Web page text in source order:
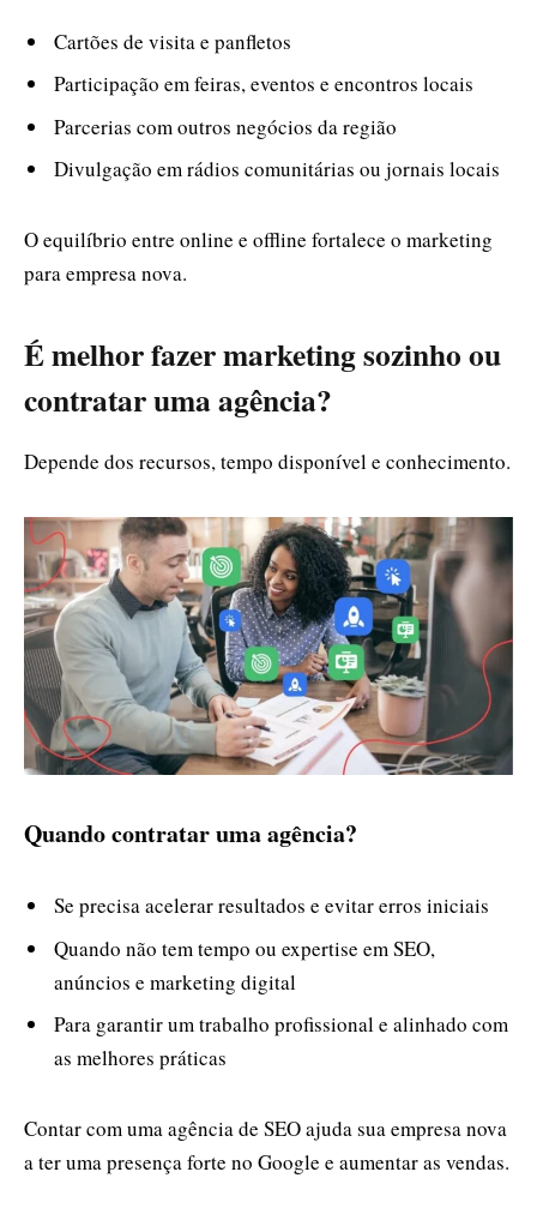
Cartões de visita e panfletos
Participação em feiras, eventos e encontros locais
Parcerias com outros negócios da região
Divulgação em rádios comunitárias ou jornais locais
O equilíbrio entre online e offline fortalece o marketing
para empresa nova.
É melhor fazer marketing sozinho ou
contratar uma agência?
Depende dos recursos, tempo disponível e conhecimento.
Quando contratar uma agência?
Se precisa acelerar resultados e evitar erros iniciais
Quando não tem tempo ou expertise em SEO,
anúncios e marketing digital
Para garantir um trabalho profissional e alinhado com
as melhores práticas
Contar com uma agência de SEO ajuda sua empresa nova
a ter uma presença forte no Google e aumentar as vendas.